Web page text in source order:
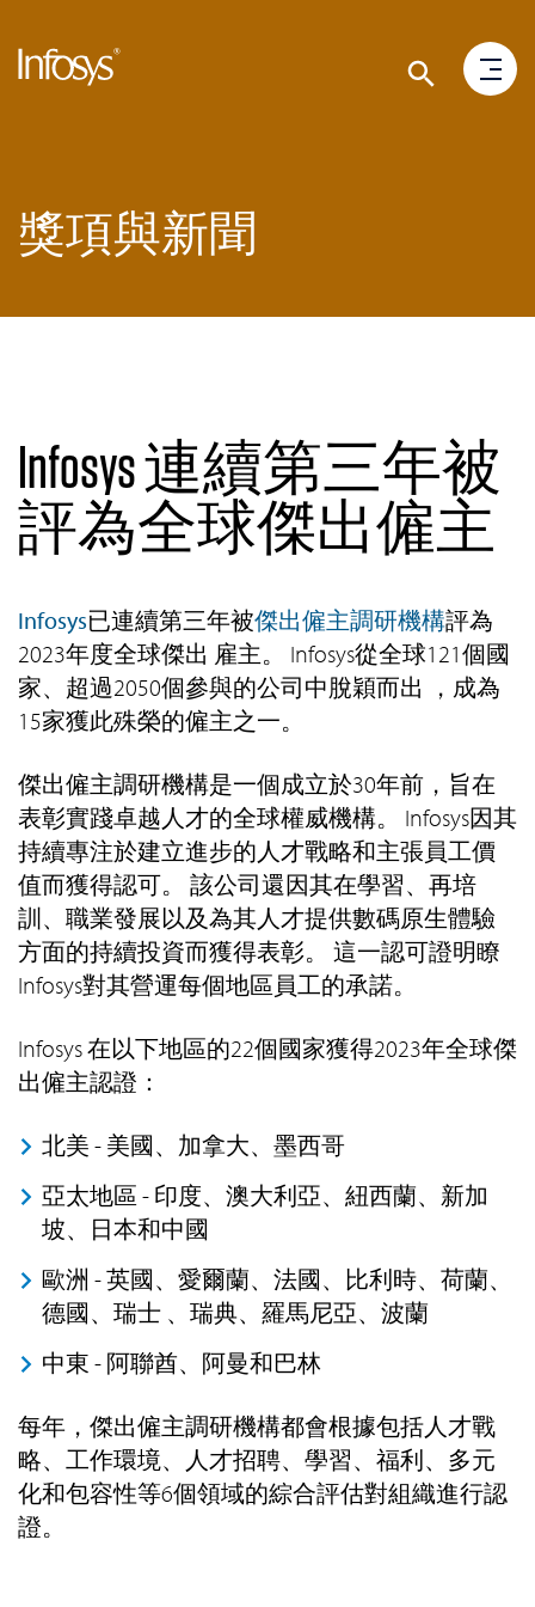
獎項與新聞
Infosys 連續第三年被
評為全球傑出僱主
Infosys已連續第三年被傑出僱主調研機構評為
2023年度全球傑出 雇主。 Infosys從全球121個國
家、超過2050個參與的公司中脫穎而出 ，成為
15家獲此殊榮的僱主之一。
傑出僱主調研機構是一個成立於30年前，旨在
表彰實踐卓越人才的全球權威機構。 Infosys因其
持續專注於建立進步的人才戰略和主張員工價
值而獲得認可。 該公司還因其在學習、再培
訓、職業發展以及為其人才提供數碼原生體驗
方面的持續投資而獲得表彰。 這一認可證明瞭
Infosys對其營運每個地區員工的承諾。
Infosys 在以下地區的22個國家獲得2023年全球傑
出僱主認證：
北美 - 美國、加拿大、墨西哥
亞太地區 - 印度、澳大利亞、紐西蘭、新加
坡、日本和中國
歐洲 - 英國、愛爾蘭、法國、比利時、荷蘭、
德國、瑞士 、瑞典、羅馬尼亞、波蘭
中東 - 阿聯酋、阿曼和巴林
每年，傑出僱主調研機構都會根據包括人才戰
略、工作環境、人才招聘、學習、福利、多元
化和包容性等6個領域的綜合評估對組織進行認
證。